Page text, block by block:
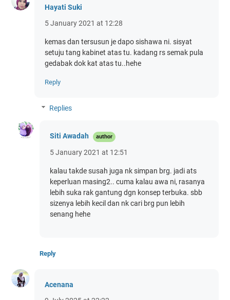
Hayati Suki
5 January 2021 at 12:28
kemas dan tersusun je dapo sishawa ni. sisyat
setuju tang kabinet atas tu. kadang rs semak pula
gedabak dok kat atas tu..hehe
Reply
Replies
Siti Awadah
5 January 2021 at 12:51
kalau takde susah juga nk simpan brg. jadi ats
keperluan masing2.. cuma kalau awa ni, rasanya
lebih suka rak gantung dgn konsep terbuka. sbb
sizenya lebih kecil dan nk cari brg pun lebih
senang hehe
Reply
Acenana